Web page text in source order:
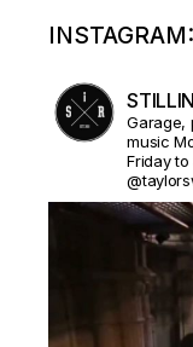
INSTAGRAM:
Garage,
music
Friday to